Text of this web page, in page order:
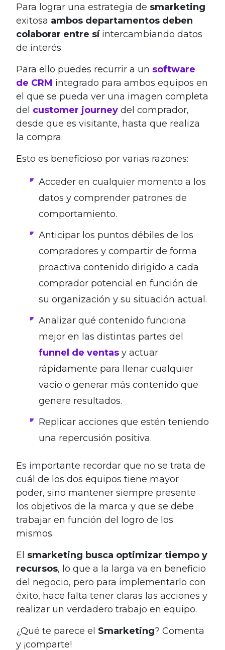
Para lograr una estrategia de smarketing
exitosa ambos departamentos deben
colaborar entre sí intercambiando datos
de interés.
Para ello puedes recurrir a un software
de CRM integrado para ambos equipos en
el que se pueda ver una imagen completa
del customer journey del comprador,
desde que es visitante, hasta que realiza
la compra.
Esto es beneficioso por varias razones:
Acceder en cualquier momento a los
datos y comprender patrones de
comportamiento.
Anticipar los puntos débiles de los
compradores y compartir de forma
proactiva contenido dirigido a cada
comprador potencial en función de
su organización y su situación actual.
Analizar qué contenido funciona
mejor en las distintas partes del
funnel de ventas y actuar
rápidamente para llenar cualquier
vacío o generar más contenido que
genere resultados.
Replicar acciones que estén teniendo
una repercusión positiva.
Es importante recordar que no se trata de
cuál de los dos equipos tiene mayor
poder, sino mantener siempre presente
los objetivos de la marca y que se debe
trabajar en función del logro de los
mismos.
El smarketing busca optimizar tiempo y
recursos, lo que a la larga va en beneficio
del negocio, pero para implementarlo con
éxito, hace falta tener claras las acciones y
realizar un verdadero trabajo en equipo.
¿Qué te parece el Smarketing? Comenta
y ¡comparte!